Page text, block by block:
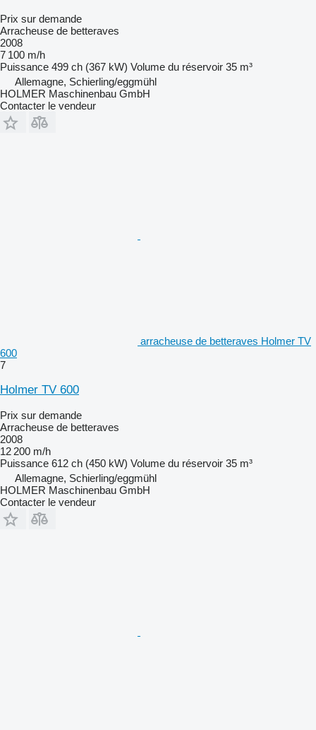
Prix sur demande
Arracheuse de betteraves
2008
7 100 m/h
Puissance 499 ch (367 kW) Volume du réservoir 35 m³
Allemagne, Schierling/eggmühl
HOLMER Maschinenbau GmbH
Contacter le vendeur
arracheuse de betteraves Holmer TV
600
7
Holmer TV 600
Prix sur demande
Arracheuse de betteraves
2008
12 200 m/h
Puissance 612 ch (450 kW) Volume du réservoir 35 m³
Allemagne, Schierling/eggmühl
HOLMER Maschinenbau GmbH
Contacter le vendeur